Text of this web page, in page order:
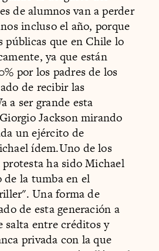
de alumnos van a perder
incluso el año, porque
que en Chile lo
ya que están
por los padres de los
de recibir las
a ser grande esta
Jackson mirando
un ejército de
ídem.Uno de los
protesta ha sido Michael
de la tumba en el
Una forma de
de esta generación a
salta entre créditos y
privada con la que